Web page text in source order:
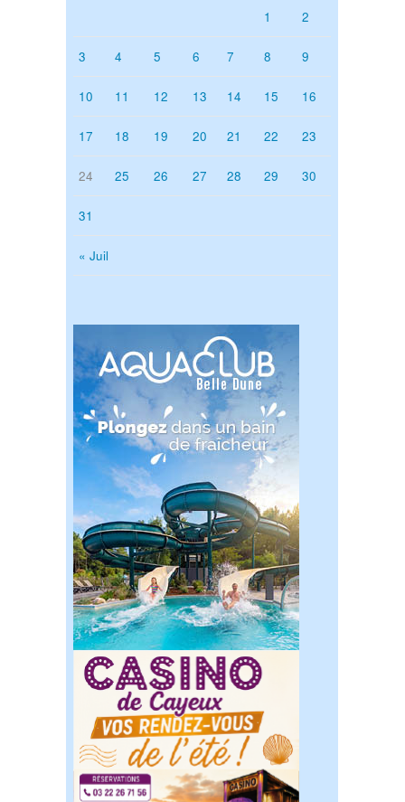
« Juil
1 2
3 4 5 6 7 8 9
10 11 12 13 14 15 16
17 18 19 20 21 22 23
24 25 26 27 28 29 30
31